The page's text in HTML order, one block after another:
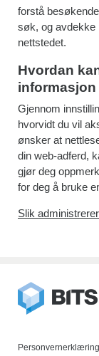
forstå
søk, og avdekke
nettstedet.
Hvordan
Gjennom
hvorvidt du vil
ønsker at
din web-adferd,
gjør deg
for deg å bruke
Slik
Personvernerklæring